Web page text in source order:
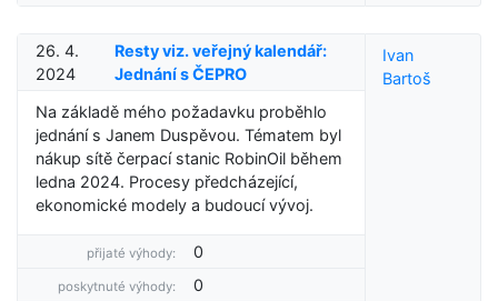
26. 4.
2024
Resty viz. veřejný kalendář:
Jednání s ČEPRO
Na základě mého požadavku proběhlo
jednání s Janem Duspěvou. Tématem byl
nákup sítě čerpací stanic RobinOil během
ledna 2024. Procesy předcházející,
ekonomické modely a budoucí vývoj.
přijaté výhody: 0
poskytnuté výhody: 0
Ivan
Bartoš